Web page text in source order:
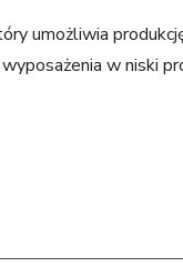
umożliwia
w niski